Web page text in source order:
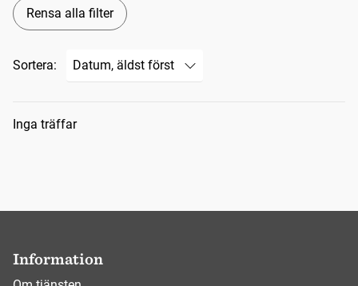
Rensa alla filter
Sortera:
Sökresultat
Inga träffar
Information